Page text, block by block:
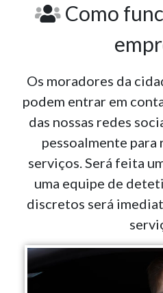
Como
Os moradores da
podem entrar em
das nossas redes
pessoalmente
serviços. Será feita
uma equipe de
discretos será